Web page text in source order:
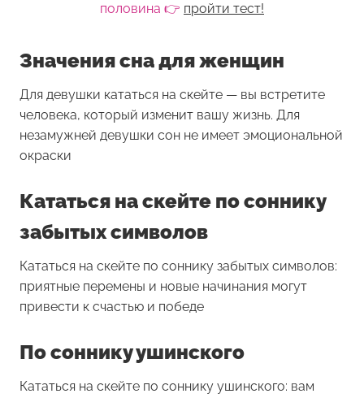
половина 👉 пройти тест!
Значения сна для женщин
Для девушки кататься на скейте — вы встретите
человека, который изменит вашу жизнь. Для
незамужней девушки сон не имеет эмоциональной
окраски
Кататься на скейте по соннику
забытых символов
Кататься на скейте по соннику забытых символов:
приятные перемены и новые начинания могут
привести к счастью и победе
По соннику ушинского
Кататься на скейте по соннику ушинского: вам